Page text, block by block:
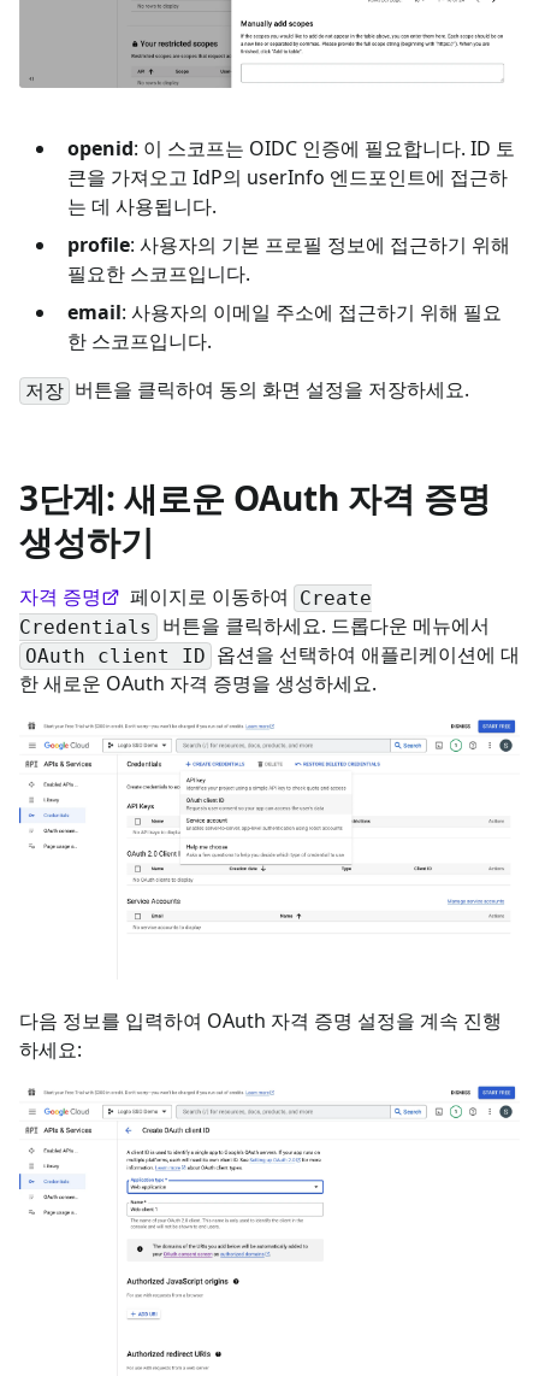
openid: 이 스코프는 OIDC 인증에 필요합니다. ID 토
큰을 가져오고 IdP의 userInfo 엔드포인트에 접근하
는 데 사용됩니다.
profile: 사용자의 기본 프로필 정보에 접근하기 위해
필요한 스코프입니다.
email: 사용자의 이메일 주소에 접근하기 위해 필요
한 스코프입니다.
저장 버튼을 클릭하여 동의 화면 설정을 저장하세요.
3단계: 새로운 OAuth 자격 증명
생성하기
자격 증명 페이지로 이동하여
Create
Credentials
버튼을 클릭하세요. 드롭다운 메뉴에서
OAuth client ID 옵션을 선택하여 애플리케이션에 대
한 새로운 OAuth 자격 증명을 생성하세요.
다음 정보를 입력하여 OAuth 자격 증명 설정을 계속 진행
하세요: